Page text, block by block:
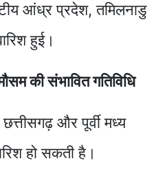
आंध्र प्रदेश, तमिलनाडु
हुई।
की संभावित गतिविधि
और पूर्वी मध्य
हो सकती है।